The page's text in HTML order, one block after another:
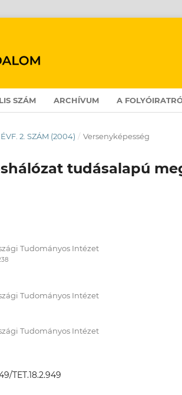
SZÁM ARCHÍVUM A
ÉVF. 2. SZÁM (2004) / Versenyképesség
tudásalapú
Tudományos Intézet
Tudományos Intézet
Tudományos Intézet
TET.18.2.949